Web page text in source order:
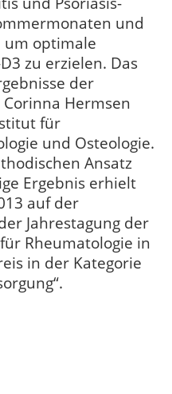
und
um optimale
zu erzielen. Das
der
Hermsen
für
und Osteologie.
Ansatz
Ergebnis erhielt
auf der
Jahrestagung der
Rheumatologie in
in der Kategorie